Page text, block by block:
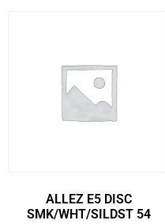
ALLEZ E5 DISC
SMK/WHT/SILDST 54